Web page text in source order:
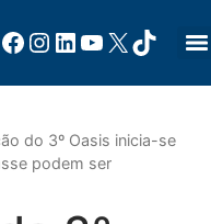
do 3º Oasis inicia-se
podem ser